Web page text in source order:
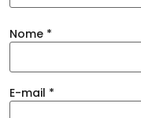
Nome *
E-mail *